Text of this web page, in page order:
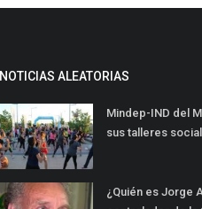
NOTICIAS ALEATORIAS
Mindep-IND del
sus talleres
¿Quién es Jorge